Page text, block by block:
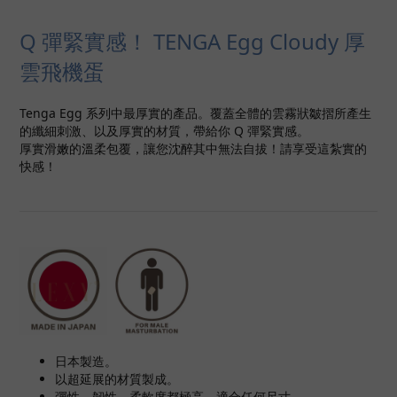
Q 彈緊實感！ TENGA Egg Cloudy 厚
雲飛機蛋
Tenga Egg 系列中最厚實的產品。覆蓋全體的雲霧狀皺摺所產生
的纖細刺激、以及厚實的材質，帶給你 Q 彈緊實感。
厚實滑嫩的溫柔包覆，讓您沈醉其中無法自拔！請享受這紮實的
快感！
日本製造。
以超延展的材質製成。